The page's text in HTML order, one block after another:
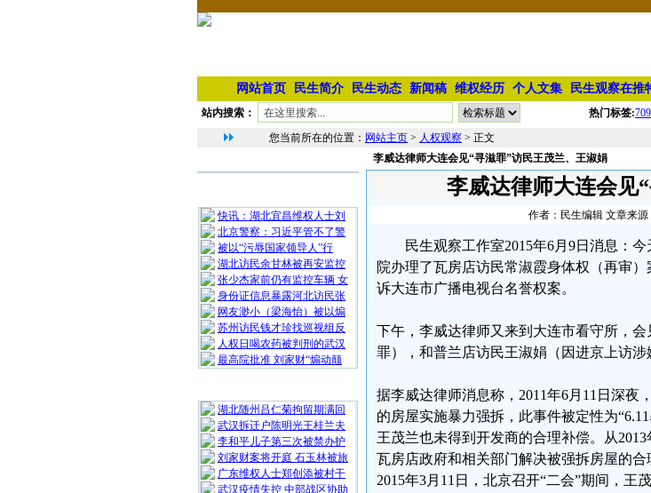
网站首页 民生简介 民生动态 新闻稿 维权经历 个人文集 民生观察在推
站内搜索： 热门标签:709
您当前所在的位置： 网站主页 > 人权观察 > 正文
快讯：湖北宜昌维权人士刘
北京警察：习近平管不了警
被以“污辱国家领导人”行
湖北访民余甘林被再安监控
张少杰家前仍有监控车辆 女
身份证信息暴露河北访民张
网友渺小（梁海怡）被以煽
苏州访民钱才珍找巡视组反
人权日喝农药被判刑的武汉
最高院批准 刘家财“煽动颠
湖北随州吕仁菊拘留期满回
武汉拆迁户陈明光王桂兰夫
李和平儿子第三次被禁办护
刘家财案将开庭 石玉林被旅
广东维权人士郑创添被村干
武汉疫情失控 中部战区协助
李威达律师大连会见“寻滋罪”访民王茂兰、王淑娟
李威达律师大连会见
作者：民生编辑 文章来源
民生观察工作室2015年6月9日消息：
院办理了瓦房店访民常淑霞身体权（再审
诉大连市广播电视台名誉权案。
下午，李威达律师又来到大连市看守所，
罪），和普兰店访民王淑娟（因进京上访涉
据李威达律师消息称，2011年6月11日深夜
的房屋实施暴力强拆，此事件被定性为
王茂兰也未得到开发商的合理补偿。从
瓦房店政府和相关部门解决被强拆房屋的合
2015年3月11日，北京召开“二会”期间，